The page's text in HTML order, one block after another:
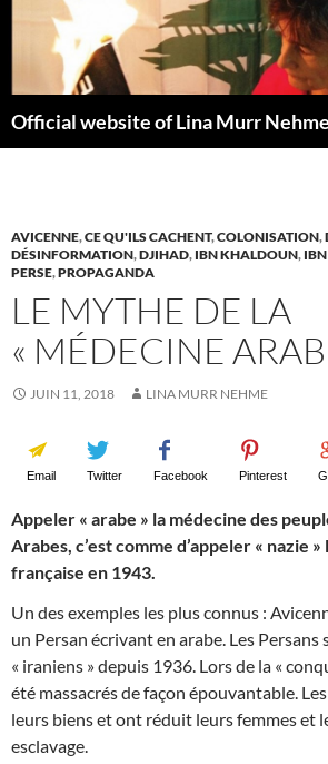
contenu
Official website of Lina Murr Nehme
AVICENNE,CE QU'ILS CACHENT,COLONISATION,
DÉSINFORMATION,DJIHAD, IBN KHALDOUN,
PERSE,PROPAGANDA
LE MYTHE DE LA
« MÉDECINE
JUIN 11, 2018 LINA MURR NEHME
Email Twitter Facebook Pinterest
Appeler « arabe » la médecine des
Arabes, c’est comme d’appeler « nazie
française en 1943.
Un des exemples les plus connus :
un Persan écrivant en arabe. Les Persans
« iraniens » depuis 1936. Lors de la «
été massacrés de façon épouvantable.
leurs biens et ont réduit leurs femmes et
esclavage.